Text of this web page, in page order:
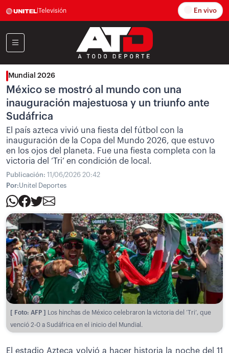
Televisión En vivo
Mundial 2026
México se mostró al mundo con una
inauguración majestuosa y un triunfo ante
Sudáfrica
El país azteca vivió una fiesta del fútbol con la
inauguración de la Copa del Mundo 2026, que estuvo
en los ojos del planeta. Fue una fiesta completa con la
victoria del ‘Tri’ en condición de local.
Publicación: 11/06/2026 20:42
Por:Unitel Deportes
[ Foto: AFP ]
Los hinchas de México celebraron la victoria del ‘Tri’, que
venció 2-0 a Sudáfrica en el inicio del Mundial.
El estadio Azteca volvió a hacer historia la noche del 11